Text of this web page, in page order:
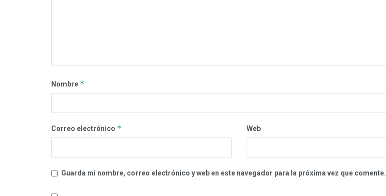
Nombre *
Correo electrónico * Web
Guarda mi nombre, correo electrónico y web en este navegador para la próxima vez que comente.